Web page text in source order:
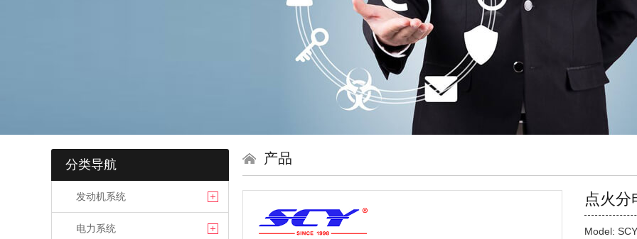
分类导航
发动机系统
电力系统
产品
点火分
Model: